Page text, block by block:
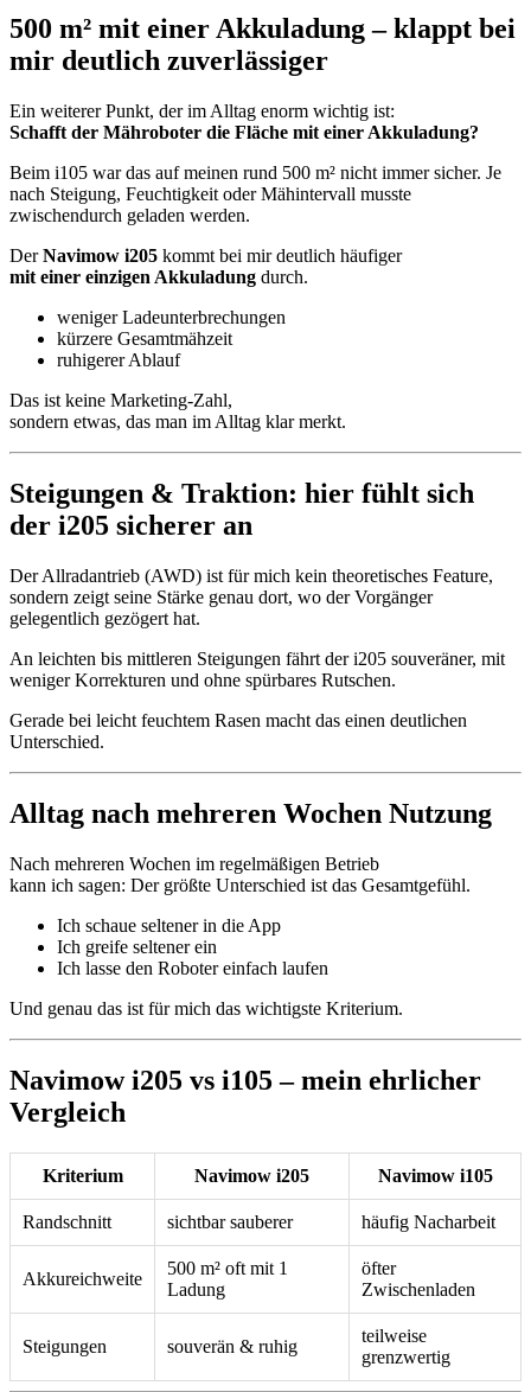
500 m² mit einer Akkuladung – klappt bei
mir deutlich zuverlässiger
Ein weiterer Punkt, der im Alltag enorm wichtig ist:
Schafft der Mähroboter die Fläche mit einer Akkuladung?
Beim i105 war das auf meinen rund 500 m² nicht immer sicher. Je
nach Steigung, Feuchtigkeit oder Mähintervall musste
zwischendurch geladen werden.
DerNavimow i205 kommt bei mir deutlich häufiger
mit einer einzigen Akkuladung durch.
weniger Ladeunterbrechungen
kürzere Gesamtmähzeit
ruhigerer Ablauf
Das ist keine Marketing-Zahl,
sondern etwas, das man im Alltag klar merkt.
Steigungen & Traktion: hier fühlt sich
der i205 sicherer an
Der Allradantrieb (AWD) ist für mich kein theoretisches Feature,
sondern zeigt seine Stärke genau dort, wo der Vorgänger
gelegentlich gezögert hat.
An leichten bis mittleren Steigungen fährt der i205 souveräner, mit
weniger Korrekturen und ohne spürbares Rutschen.
Gerade bei leicht feuchtem Rasen macht das einen deutlichen
Unterschied.
Alltag nach mehreren Wochen Nutzung
Nach mehreren Wochen im regelmäßigen Betrieb
kann ich sagen: Der größte Unterschied ist das Gesamtgefühl.
Ich schaue seltener in die App
Ich greife seltener ein
Ich lasse den Roboter einfach laufen
Und genau das ist für mich das wichtigste Kriterium.
Navimow i205 vs i105 – mein ehrlicher
Vergleich
Kriterium Navimow i205 Navimow i105
Randschnitt sichtbar sauberer häufig Nacharbeit
Akkureichweite
500 m² oft mit 1
Ladung
öfter
Zwischenladen
Steigungen souverän & ruhig
teilweise
grenzwertig